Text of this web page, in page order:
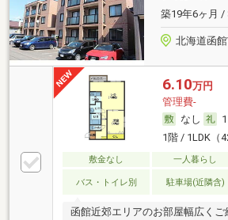
築19年6ヶ月 /
北海道函
6.10万円
管理費-
なし
1階 / 1LDK（
敷金なし 一人暮らし
バス・トイレ別 駐車場(近隣含)
函館近郊エリアのお部屋幅広く